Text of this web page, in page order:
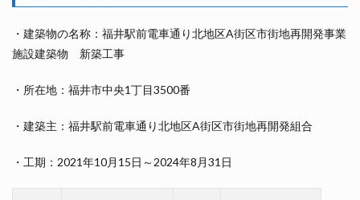
・建築物の名称：福井駅前電車通り北地区A街区市街地再開発事業
施設建築物 新築工事
・所在地：福井市中央1丁目3500番
・建築主：福井駅前電車通り北地区A街区市街地再開発組合
・工期：2021年10月15日～2024年8月31日